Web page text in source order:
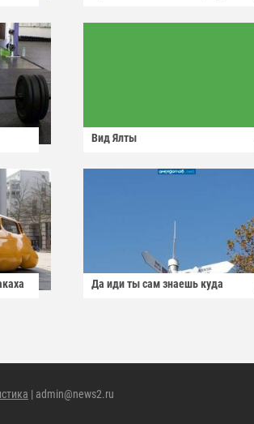
Вид Ялты
Да иди ты сам знаешь куда
| admin@news2.ru